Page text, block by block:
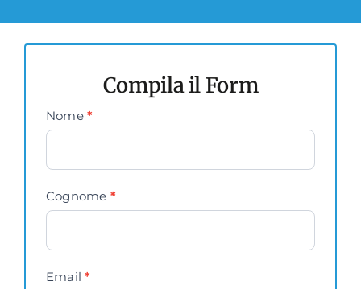
Compila il Form
Contact
Us
Nome*
Cognome *
Email*